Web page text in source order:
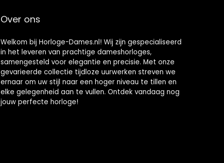
Over ons
Welkom bij Horloge-Dames.nl! Wij zijn gespecialiseerd
in het leveren van prachtige dameshorloges,
samengesteld voor elegantie en precisie. Met onze
gevarieerde collectie tijdloze uurwerken streven we
ernaar om uw stijl naar een hoger niveau te tillen en
elke gelegenheid aan te vullen. Ontdek vandaag nog
jouw perfecte horloge!